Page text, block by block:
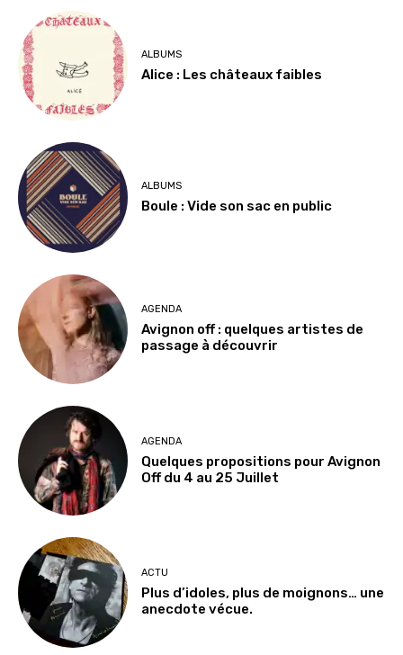
ALBUMS
Alice : Les châteaux faibles
ALBUMS
Boule : Vide son sac en public
AGENDA
Avignon off : quelques artistes de
passage à découvrir
AGENDA
Quelques propositions pour Avignon
Off du 4 au 25 Juillet
ACTU
Plus d’idoles, plus de moignons… une
anecdote vécue.